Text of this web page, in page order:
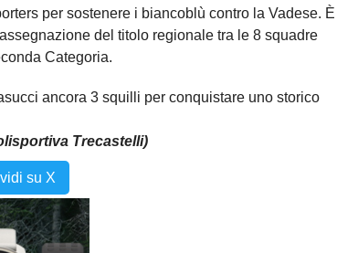
per sostenere i biancoblù contro la Vadese. È
del titolo regionale tra le 8 squadre
Categoria.
ancora 3 squilli per conquistare uno storico
Trecastelli)
su X